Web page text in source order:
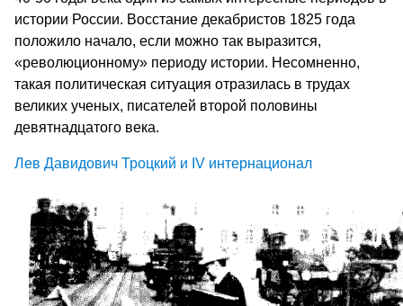
истории России. Восстание декабристов 1825 года
положило начало, если можно так выразится,
«революционному» периоду истории. Несомненно,
такая политическая ситуация отразилась в трудах
великих ученых, писателей второй половины
девятнадцатого века.
Лев Давидович Троцкий и IV интернационал